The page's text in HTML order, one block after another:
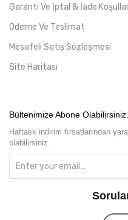
Garanti Ve İptal & İade
Ödeme Ve Teslimat
Mesafeli Satış Sözleşmesi
Site Haritası
Bültenimize Abone Olabilirsiniz.
Haftalık indirim fırsatlarından
olabilirsiniz.